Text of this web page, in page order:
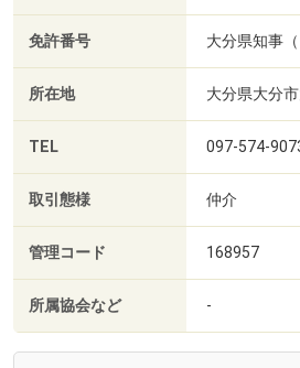
免許番号 大分県知事
所在地 大分県大分
TEL 097-574-
取引態様 仲介
管理コード 168957
所属協会など -